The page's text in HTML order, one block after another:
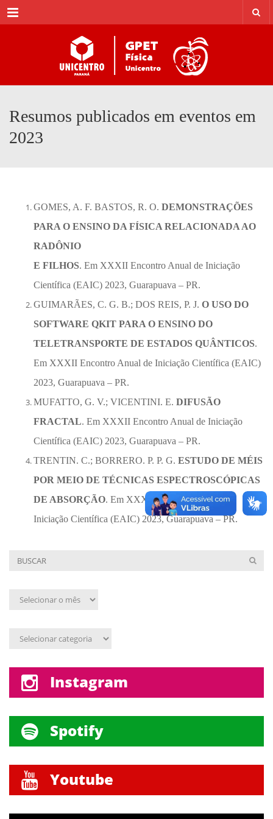
Menu
Resumos publicados em eventos em
2023
GOMES, A. F. BASTOS, R. O. DEMONSTRAÇÕES
PARA O ENSINO DA FÍSICA RELACIONADA AO
RADÔNIO
E FILHOS. Em XXXII Encontro Anual de Iniciação
Científica (EAIC) 2023, Guarapuava – PR.
GUIMARÃES, C. G. B.; DOS REIS, P. J. O USO DO
SOFTWARE QKIT PARA O ENSINO DO
TELETRANSPORTE DE ESTADOS QUÂNTICOS.
Em XXXII Encontro Anual de Iniciação Científica (EAIC)
2023, Guarapuava – PR.
MUFATTO, G. V.; VICENTINI. E. DIFUSÃO
FRACTAL. Em XXXII Encontro Anual de Iniciação
Científica (EAIC) 2023, Guarapuava – PR.
TRENTIN. C.; BORRERO. P. P. G. ESTUDO DE MÉIS
POR MEIO DE TÉCNICAS ESPECTROSCÓPICAS
DE ABSORÇÃO. Em XXXII Encontro Anual de
Iniciação Científica (EAIC) 2023, Guarapuava – PR.
Arquivo
Assunto
Instagram
Spotify
Youtube